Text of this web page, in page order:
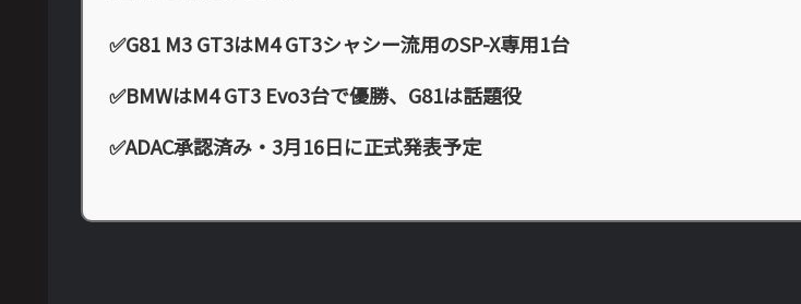
✅G81 M3 GT3はM4 GT3シャシー流用のSP-X専用1台
✅BMWはM4 GT3 Evo3台で優勝、G81は話題役
✅ADAC承認済み・3月16日に正式発表予定